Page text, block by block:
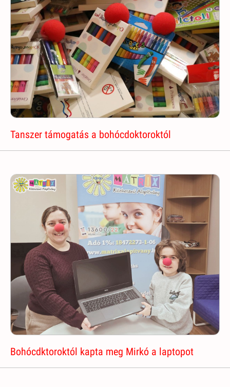
Tanszer támogatás a bohócdoktoroktól
Bohócdktoroktól kapta meg Mirkó a laptopot